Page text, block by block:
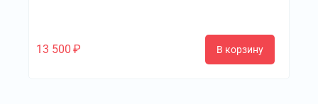
13 500 ₽ В корзину